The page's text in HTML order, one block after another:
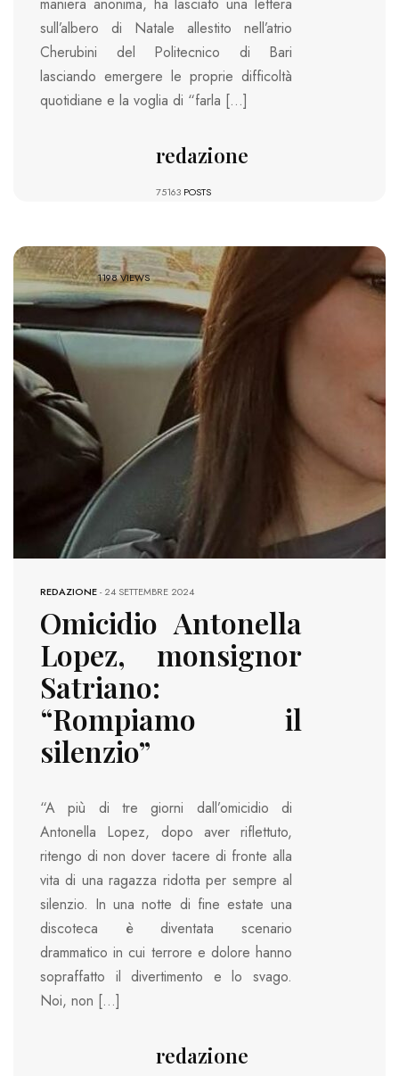
sull’albero di Natale allestito nell’atrio
Cherubini del Politecnico di Bari
lasciando emergere le proprie difficoltà
quotidiane e la voglia di “farla […]
redazione
75163 POSTS
1198 VIEWS
REDAZIONE-24 SETTEMBRE 2024
Omicidio Antonella
Lopez, monsignor
Satriano:
“Rompiamo il
silenzio”
“A più di tre giorni dall’omicidio di
Antonella Lopez, dopo aver riflettuto,
ritengo di non dover tacere di fronte alla
vita di una ragazza ridotta per sempre al
silenzio. In una notte di fine estate una
discoteca è diventata scenario
drammatico in cui terrore e dolore hanno
sopraffatto il divertimento e lo svago.
Noi, non […]
redazione